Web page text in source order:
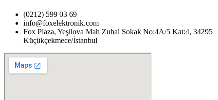
(0212) 599 03 69
info@foxelektronik.com
Fox Plaza, Yeşilova Mah Zuhal Sokak No:4A/5 Kat:4, 34295
Küçükçekmece/İstanbul